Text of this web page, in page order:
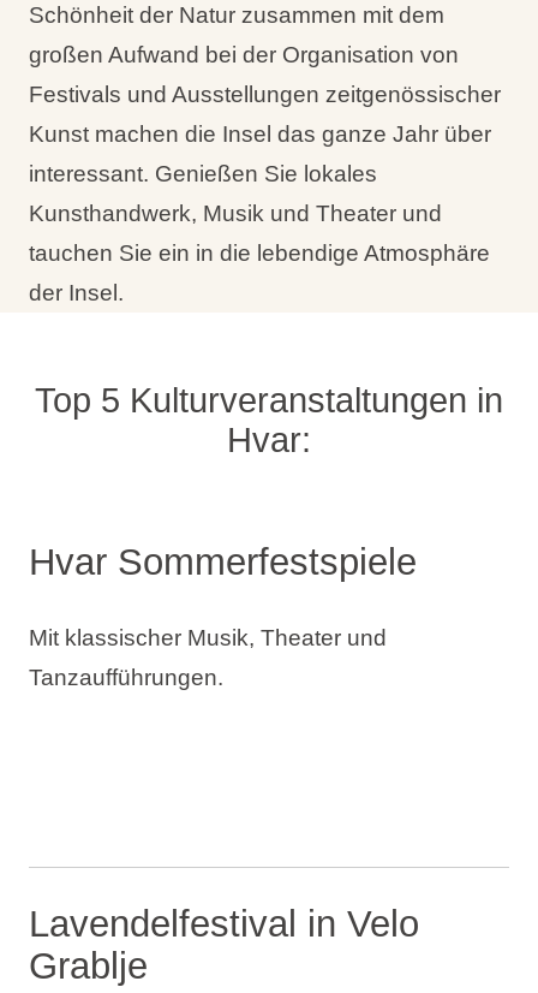
Schönheit der Natur zusammen mit dem
großen Aufwand bei der Organisation von
Festivals und Ausstellungen zeitgenössischer
Kunst machen die Insel das ganze Jahr über
interessant. Genießen Sie lokales
Kunsthandwerk, Musik und Theater und
tauchen Sie ein in die lebendige Atmosphäre
der Insel.
Top 5 Kulturveranstaltungen in
Hvar:
Hvar Sommerfestspiele
Mit klassischer Musik, Theater und
Tanzaufführungen.
Lavendelfestival in Velo
Grablje